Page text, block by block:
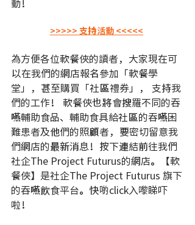
>>>>> 支持活動 <<<<<
為方便各位軟餐俠的讀者，大家現在可
以在我們的網店報名參加「軟餐學
堂」，甚至購買「社區禮券」， 支持我
們的工作！ 軟餐俠也將會搜羅不同的吞
嚥輔助食品、輔助食具給社區的吞嚥困
難患者及他們的照顧者，要密切留意我
們網店的最新消息！按下連結前往我們
社企The Project Futurus的網店。【軟
餐俠】是社企The Project Futurus 旗下
的吞嚥飲食平台。快啲click入嚟睇吓
啦！